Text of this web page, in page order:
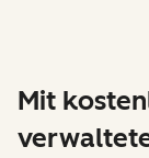
Mit